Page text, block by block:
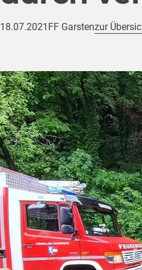
18.07.2021 FF Garstenzur